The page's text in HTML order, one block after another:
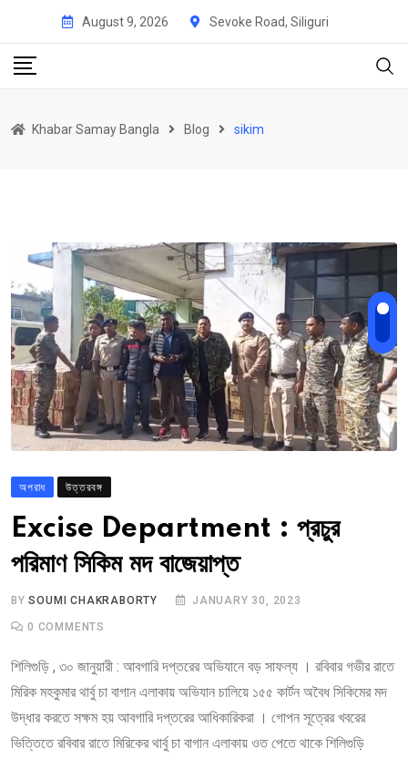
content
August 9, 2026 Sevoke Road, Siliguri
Khabar Samay Bangla Blog sikim
অপরাধ উত্তরবঙ্গ
Excise Department : প্রচুর
পরিমাণ সিকিম মদ বাজেয়াপ্ত
BYSOUMI CHAKRABORTY JANUARY 30, 2023
0 COMMENTS
শিলিগুড়ি , ৩০ জানুয়ারী : আবগারি দপ্তরের অভিযানে বড় সাফল্য । রবিবার গভীর রাতে
মিরিক মহকুমার থার্বু চা বাগান এলাকায় অভিযান চালিয়ে ১৫৫ কার্টন অবৈধ সিকিমের মদ
উদ্ধার করতে সক্ষম হয় আবগারি দপ্তরের আধিকারিকরা । গোপন সূত্রের খবরের
ভিত্তিতে রবিবার রাতে মিরিকের থার্বু চা বাগান এলাকায় ওত পেতে থাকে শিলিগুড়ি